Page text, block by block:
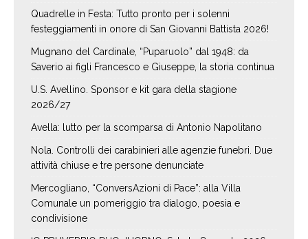
Quadrelle in Festa: Tutto pronto per i solenni
festeggiamenti in onore di San Giovanni Battista 2026!
Mugnano del Cardinale, “Puparuolo” dal 1948: da
Saverio ai figli Francesco e Giuseppe, la storia continua
U.S. Avellino. Sponsor e kit gara della stagione
2026/27
Avella: lutto per la scomparsa di Antonio Napolitano
Nola. Controlli dei carabinieri alle agenzie funebri. Due
attività chiuse e tre persone denunciate
Mercogliano, “ConversAzioni di Pace”: alla Villa
Comunale un pomeriggio tra dialogo, poesia e
condivisione